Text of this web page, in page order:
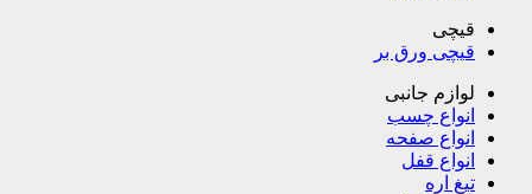
قیچی
قیچی ورق بر
لوازم جانبی
انواع چسب
انواع صفحه
انواع قفل
تیغ اره